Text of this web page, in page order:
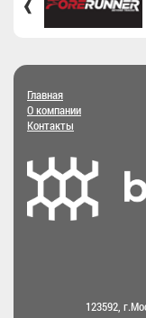
Главная
О компании
Контакты
123592,